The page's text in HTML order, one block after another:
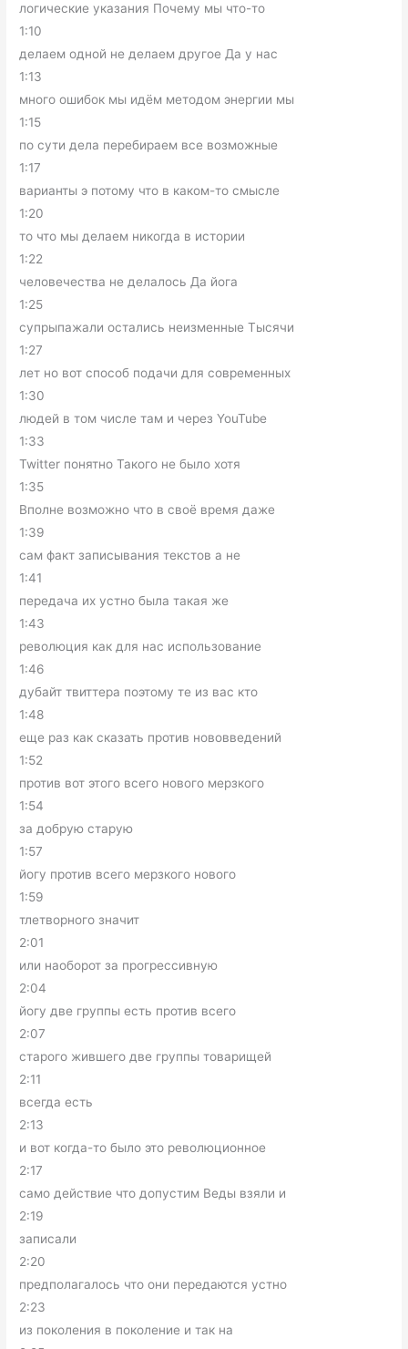
логические указания Почему мы что-то
1:10
делаем одной не делаем другое Да у нас
1:13
много ошибок мы идём методом энергии мы
1:15
по сути дела перебираем все возможные
1:17
варианты э потому что в каком-то смысле
1:20
то что мы делаем никогда в истории
1:22
человечества не делалось Да йога
1:25
супрыпажали остались неизменные Тысячи
1:27
лет но вот способ подачи для современных
1:30
людей в том числе там и через YouTube
1:33
Twitter понятно Такого не было хотя
1:35
Вполне возможно что в своё время даже
1:39
сам факт записывания текстов а не
1:41
передача их устно была такая же
1:43
революция как для нас использование
1:46
дубайт твиттера поэтому те из вас кто
1:48
еще раз как сказать против нововведений
1:52
против вот этого всего нового мерзкого
1:54
за добрую старую
1:57
йогу против всего мерзкого нового
1:59
тлетворного значит
2:01
или наоборот за прогрессивную
2:04
йогу две группы есть против всего
2:07
старого жившего две группы товарищей
2:11
всегда есть
2:13
и вот когда-то было это революционное
2:17
само действие что допустим Веды взяли и
2:19
записали
2:20
предполагалось что они передаются устно
2:23
из поколения в поколение и так на